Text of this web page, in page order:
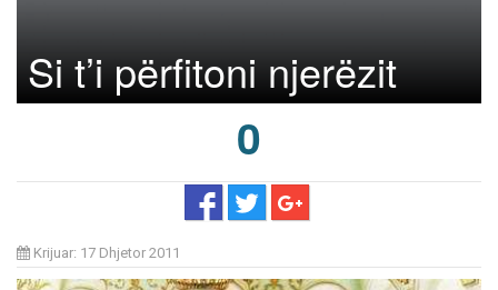
Si t’i përfitoni njerëzit
0
Krijuar: 17 Dhjetor 2011